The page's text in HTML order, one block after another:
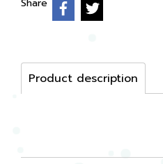
Share
Product description